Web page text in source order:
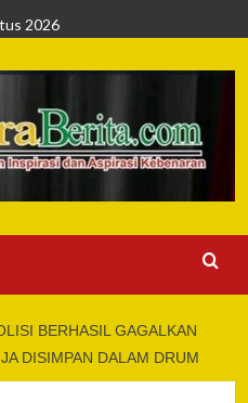
2026
BERHASIL GAGALKAN
DISIMPAN DALAM DRUM